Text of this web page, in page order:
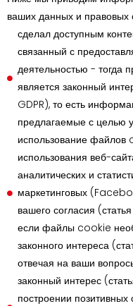
ваших данных и правовых
сделал доступным
связанный с
деятельностью - тогда
является законный
GDPR), то есть
предлагаемые с целью
использование файлов
использования веб-
аналитических и
маркетинговых
вашего согласия
если файлы cookie
законного интереса
отвечая на ваши
законный интерес
построении